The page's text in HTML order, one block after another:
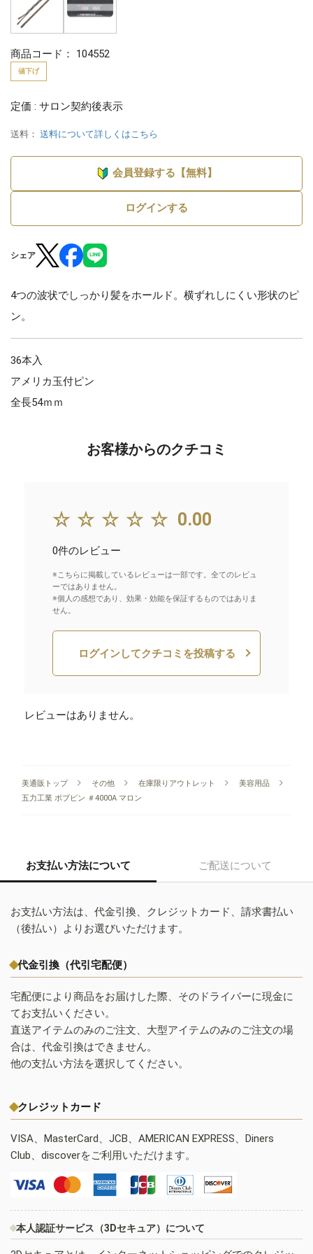
商品コード： 104552
値下げ
定価 : サロン契約後表示
送料： 送料について詳しくはこちら
会員登録する【無料】
ログインする
シェア
4つの波状でしっかり髪をホールド。横ずれしにくい形状のピ
ン。
36本入
アメリカ玉付ピン
全長54ｍｍ
お客様からのクチコミ
☆☆☆☆☆ 0.00
0件のレビュー
※こちらに掲載しているレビューは一部です。全てのレビュ
ーではありません。
※個人の感想であり、効果・効能を保証するものではありま
せん。
ログインしてクチコミを投稿する
レビューはありません。
美通販トップ その他 在庫限りアウトレット
美容用品
五力工業 ボブピン ＃4000A マロン
お支払い方法について ご配送について
お支払い方法は、代金引換、クレジットカード、請求書払い
（後払い）よりお選びいただけます。
代金引換（代引宅配便）
宅配便により商品をお届けした際、そのドライバーに現金に
てお支払いください。
直送アイテムのみのご注文、大型アイテムのみのご注文の場
合は、代金引換はできません。
他の支払い方法を選択してください。
クレジットカード
VISA、MasterCard、JCB、AMERICAN EXPRESS、Diners
Club、discoverをご利用いただけます。
本人認証サービス（3Dセキュア）について